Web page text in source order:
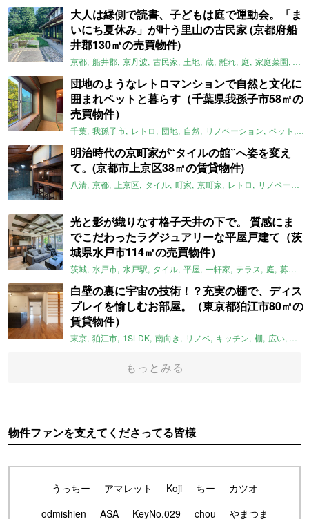
大人は縁側で読書、子どもは庭で運動会。「ま
いにち夏休み」が叶う里山の古民家 (京都府船
井郡130㎡の売買物件)
京都 船井郡 京丹波 古民家 土地 蔵 離れ 庭 家庭菜園 倉
団地のようなレトロマンションで自然と文化に
囲まれペットと暮らす（千葉県我孫子市58㎡の
売買物件）
千葉 我孫子市 レトロ 団地 自然 リノベーション ペット
明治時代の京町家が“タイルの館”へ姿を変え
て。(京都市上京区38㎡の賃貸物件)
八清 京都 上京区 タイル 町家 京町家 レトロ リノベーション
光と影が織りなす格子天井の下で。 質感にま
でこだわったラグジュアリーな平屋戸建て（茨
城県水戸市114㎡の売買物件）
茨城 水戸市 水戸駅 タイル 平屋 一軒家 テラス 庭 募集中
白壁の裏に宇宙の技術！？充実の棚で、ディス
プレイを愉しむお部屋。（東京都狛江市80㎡の
賃貸物件）
東京 狛江市 1SLDK 南向き リノベ キッチン 棚 広い ガイ
もっとみる
物件ファンを支えてくださってる皆様
うっちー アマレット Koji ちー
カツオ
odmishien
ASA KeyNo.029 chou
やまつま